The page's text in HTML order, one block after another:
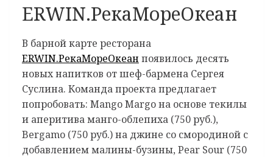
ERWIN.РекаМореОкеан
В барной карте ресторана
ERWIN.РекаМореОкеан появилось десять
новых напитков от шеф-бармена Сергея
Суслина. Команда проекта предлагает
попробовать: Mango Margo на основе текилы
и аперитива манго-облепиха (750 руб.),
Bergamo (750 руб.) на джине со смородиной с
добавлением малины-бузины, Pear Sour (750